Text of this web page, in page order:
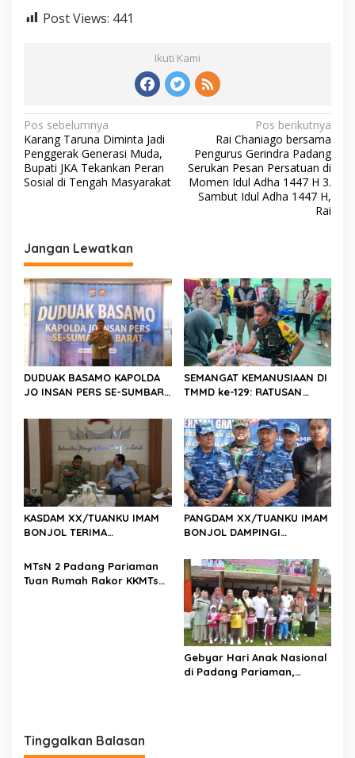
Post Views: 441
Ikuti Kami
N
a
v
a
s
i
p
o
s
Pos sebelumnya
Karang Taruna Diminta Jadi
Penggerak Generasi Muda,
Bupati JKA Tekankan Peran
Sosial di Tengah Masyarakat
Pos berikutnya
Rai Chaniago bersama
Pengurus Gerindra Padang
Serukan Pesan Persatuan di
Momen Idul Adha 1447 H 3.
Sambut Idul Adha 1447 H,
Rai
Jangan Lewatkan
DUDUAK BASAMO KAPOLDA
JO INSAN PERS SE-SUMBAR,
Abadhy Dorong Kolaborasi
Polri dan Media Demi
Kepentingan Masyarakat
SEMANGAT KEMANUSIAAN DI
TMMD ke-129: RATUSAN
KEBUTUHAAN STOK DARAH
KASDAM XX/TUANKU IMAM
BONJOL TERIMA
ANGGOTA DPD RI H. IRMAN
GUSMAN, S.E., M.B.A., DI
MAKODAM
PANGDAM XX/TUANKU IMAM
BONJOL DAMPINGI
AU KE-79 DI LANUD SUTAN
SJAHRIR
MTsN 2 Padang Pariaman
Tuan Rumah Rakor KKMTs
Gebyar Hari Anak Nasional
di Padang Pariaman,
Tinggalkan Balasan